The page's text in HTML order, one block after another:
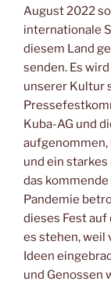
August 2022
internationale
diesem Land
senden. Es
unserer Kultur
Kuba-AG und
aufgenommen,
und ein starkes
das kommende
Pandemie
dieses Fest auf
es stehen, weil
Ideen
und Genossen